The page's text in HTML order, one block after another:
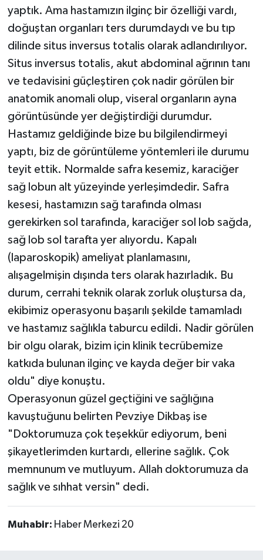
yaptık. Ama hastamızın ilginç bir özelliği vardı,
doğuştan organları ters durumdaydı ve bu tıp
dilinde situs inversus totalis olarak adlandırılıyor.
Situs inversus totalis, akut abdominal ağrının tanı
ve tedavisini güçleştiren çok nadir görülen bir
anatomik anomali olup, viseral organların ayna
görüntüsünde yer değiştirdiği durumdur.
Hastamız geldiğinde bize bu bilgilendirmeyi
yaptı, biz de görüntüleme yöntemleri ile durumu
teyit ettik. Normalde safra kesemiz, karaciğer
sağ lobun alt yüzeyinde yerleşimdedir. Safra
kesesi, hastamızın sağ tarafında olması
gerekirken sol tarafında, karaciğer sol lob sağda,
sağ lob sol tarafta yer alıyordu. Kapalı
(laparoskopik) ameliyat planlamasını,
alışagelmişin dışında ters olarak hazırladık. Bu
durum, cerrahi teknik olarak zorluk oluştursa da,
ekibimiz operasyonu başarılı şekilde tamamladı
ve hastamız sağlıkla taburcu edildi. Nadir görülen
bir olgu olarak, bizim için klinik tecrübemize
katkıda bulunan ilginç ve kayda değer bir vaka
oldu" diye konuştu.
Operasyonun güzel geçtiğini ve sağlığına
kavuştuğunu belirten Pevziye Dikbaş ise
"Doktorumuza çok teşekkür ediyorum, beni
şikayetlerimden kurtardı, ellerine sağlık. Çok
memnunum ve mutluyum. Allah doktorumuza da
sağlık ve sıhhat versin" dedi.
Muhabir: Haber Merkezi 20